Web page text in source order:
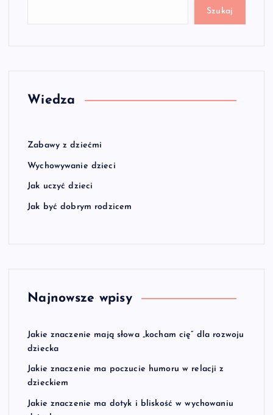
Szukaj
Wiedza
Zabawy z dziećmi
Wychowywanie dzieci
Jak uczyć dzieci
Jak być dobrym rodzicem
Najnowsze wpisy
Jakie znaczenie mają słowa „kocham cię” dla rozwoju
dziecka
Jakie znaczenie ma poczucie humoru w relacji z
dzieckiem
Jakie znaczenie ma dotyk i bliskość w wychowaniu